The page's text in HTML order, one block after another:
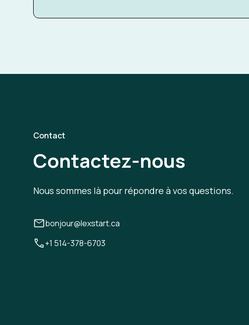
Contact
Contactez-nous
Nous sommes là pour répondre à vos questions.
bonjour@lexstart.ca
+1 514-378-6703